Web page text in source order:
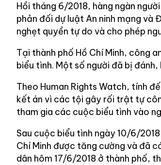
Hồi tháng 6/2018, hàng ngàn
phản đối dự luật An ninh mạng và
nghẹt quyền tự do và cho phép
Tại thành phố Hồ Chí Minh, công
biểu tình. Một số người đã bị
Theo Human Rights Watch, tính
kết án vì các tội gây rối trật tự
tham gia các cuộc biểu tình vào
Sau cuộc biểu tình ngày 10/6/
Chí Minh được tăng cường và đã
dân hôm 17/6/2018 ở thành phố,